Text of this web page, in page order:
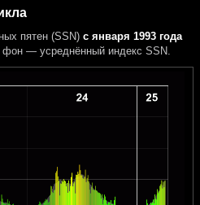
пятен (SSN) с января 1993 года
фон — усреднённый индекс SSN.